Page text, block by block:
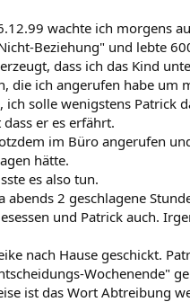
wachte ich morgens
Beziehung" und lebte
dass ich das Kind
die ich angerufen habe um
ich solle wenigstens Patrick
er es erfährt.
im Büro angerufen
hätte.
es also tun.
abends 2 geschlagene
und Patrick auch.
nach Hause geschickt.
Wochenende"
ist das Wort Abtreibung